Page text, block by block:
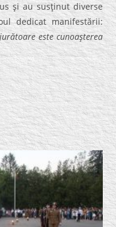
şi au susţinut diverse
dedicat manifestării:
este cunoaşterea